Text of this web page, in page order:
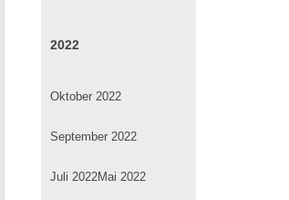
2022
Oktober 2022
September 2022
Juli 2022Mai 2022